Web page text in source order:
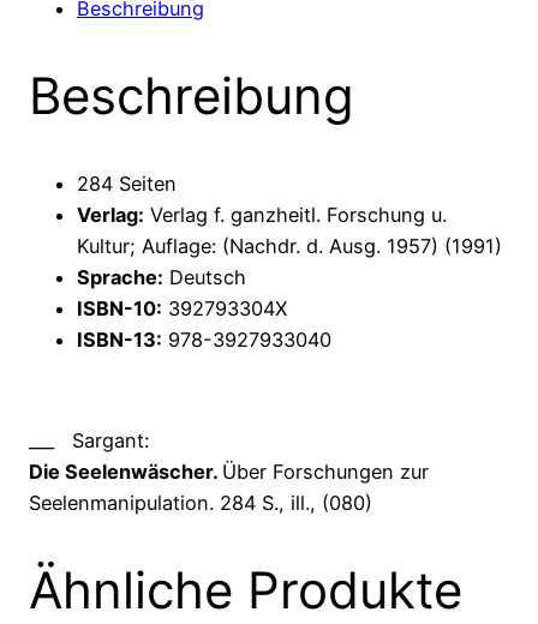
MengeBeschreibung
Beschreibung
284 Seiten
Verlag: Verlag f. ganzheitl. Forschung u.
Kultur; Auflage: (Nachdr. d. Ausg. 1957) (1991)
Sprache: Deutsch
ISBN-10: 392793304X
ISBN-13: 978-3927933040
Sargant:
Die Seelenwäscher. Über Forschungen zur
Seelenmanipulation. 284 S., ill., (080)
Ähnliche Produkte